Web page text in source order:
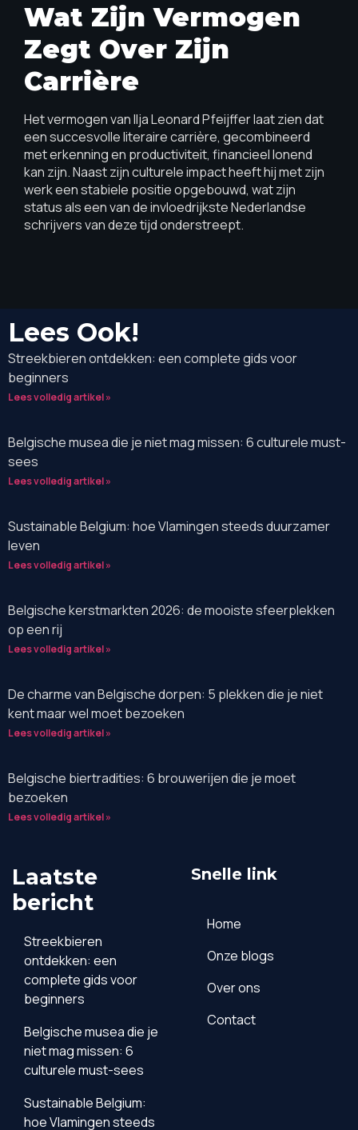
Wat Zijn Vermogen
Zegt Over Zijn
Carrière
Het vermogen van Ilja Leonard Pfeijffer laat zien dat
een succesvolle literaire carrière, gecombineerd
met erkenning en productiviteit, financieel lonend
kan zijn. Naast zijn culturele impact heeft hij met zijn
werk een stabiele positie opgebouwd, wat zijn
status als een van de invloedrijkste Nederlandse
schrijvers van deze tijd onderstreept.
Lees Ook!
Streekbieren ontdekken: een complete gids voor
beginners
Lees volledig artikel »
Belgische musea die je niet mag missen: 6 culturele must-
sees
Lees volledig artikel »
Sustainable Belgium: hoe Vlamingen steeds duurzamer
leven
Lees volledig artikel »
Belgische kerstmarkten 2026: de mooiste sfeerplekken
op een rij
Lees volledig artikel »
De charme van Belgische dorpen: 5 plekken die je niet
kent maar wel moet bezoeken
Lees volledig artikel »
Belgische biertradities: 6 brouwerijen die je moet
bezoeken
Lees volledig artikel »
Laatste
bericht
Streekbieren
ontdekken: een
complete gids voor
beginners
Belgische musea die je
niet mag missen: 6
culturele must-sees
Sustainable Belgium:
hoe Vlamingen steeds
Snelle link
Home
Onze blogs
Over ons
Contact